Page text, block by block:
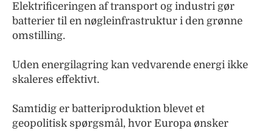
Elektrificeringen af transport og industri gør
batterier til en nøgleinfrastruktur i den grønne
omstilling.
Uden energilagring kan vedvarende energi ikke
skaleres effektivt.
Samtidig er batteriproduktion blevet et
geopolitisk spørgsmål, hvor Europa ønsker